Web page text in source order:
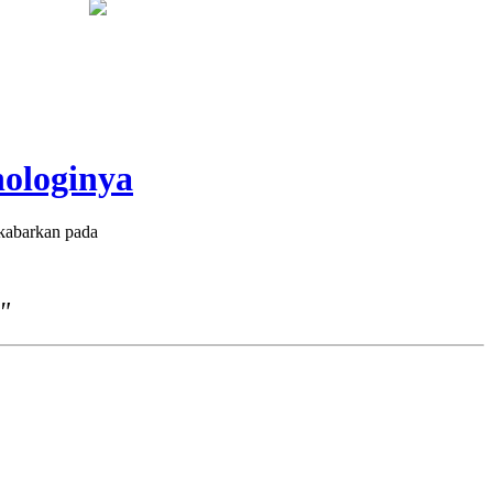
Legislator PKB Kecam Aksi Nirempati Nakes ke Pasien
pada